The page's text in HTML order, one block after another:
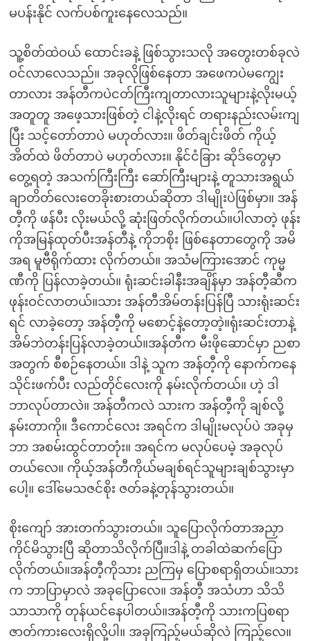
မပန်းနိုင် လက်ပစ်ကူးနေလေသည်။
သူ့စိတ်ထဲဝယ် ထောင်းခနဲ့ ဖြစ်သွားသလို အတွေးတစ်ခုလဲ
ဝင်လာလေသည်။ အခုလိုဖြစ်နေတာ အဖေကပဲမကျွေး
တာလား အန်တီကပဲငတ်ကြီးကျတာလားသူများနဲ့လိုးမယ့်
အတူတူ အဖေ့သားဖြစ်တဲ့ ငါနဲ့လိုးရင် တရားနည်းလမ်းကျ
ပြီး သင့်တော်တာပဲ မဟုတ်လား။ ဖိတ်ချင်းဖိတ် ကိုယ့်
အိတ်ထဲ ဖိတ်တာပဲ မဟုတ်လား။ နိုင်ငံခြား ဆိုဒ်တွေမှာ
တွေ့ရတဲ့ အသက်ကြီးကြီး ဆော်ကြီးများနဲ့ တူသားအရွယ်
ချာတိတ်လေးတေခိုးစားတယ်ဆိုတာ ဒါမျိုးပဲဖြစ်မှာ။ အန်
တီ့ကို ဖန်ပီး လိုးမယ်လို့ ဆုံးဖြတ်လိုက်တယ်။ပါလာတဲ့ ဖုန်း
ကိုအမြန်ထုတ်ပီးအန်တီနဲ့ ကိုဘစိုး ဖြစ်နေတာတွေကို အမိ
အရ မူဗီရိုက်ထား လိုက်တယ်။ အသံမကြားအောင် ကုမ္မ
ဏီကို ပြန်လာခဲ့တယ်။ ရုံးဆင်းခါနီးအချိန်မှာ အန်တီ့ဆီက
ဖုန်းဝင်လာတယ်။သား အန်တီအိမ်တန်းပြန်ပြီ သားရုံးဆင်း
ရင် လာခဲ့တော့ အန်တီ့ကို မစောင့်နဲ့တော့တဲ့။ရုံးဆင်းတာနဲ့
အိမ်ဘဲတန်းပြန်လာခဲ့တယ်။အန်တီက မီးဖိုဆောင်မှာ ညစာ
အတွက် စီစဉ်နေတယ်။ ဒါနဲ့ သူက အန်တီ့ကို နောက်ကနေ
သိုင်းဖက်ပီး လည်တိုင်လေးကို နမ်းလိုက်တယ်။ ဟဲ့ ဒါ
ဘာလုပ်တာလဲ။ အန်တီကလဲ သားက အန်တီ့ကို ချစ်လို့
နမ်းတာကို။ ဒီကောင်လေး အရင်က ဒါမျိုးမလုပ်ပဲ အခုမှ
ဘာ အစမ်းထွင်တာတုံး။ အရင်က မလုပ်ပေမဲ့ အခုလုပ်
တယ်လေ။ ကိုယ့်အန်တီကိုယ်မချစ်ရင်သူများချစ်သွားမှာ
ပေါ့။ ဒေါ်မေသဇင်စိုး ဇတ်ခနဲ့တုန်သွားတယ်။
စိုးကျော် အားတက်သွားတယ်။ သူပြောလိုက်တာအညှာ
ကိုင်မိသွားပြီ ဆိုတာသိလိုက်ပြီ။ဒါနဲ့ တခါထဲဆက်ပြော
လိုက်တယ်။အန်တီ့ကိုသား ညကြမှ ပြောစရာရှိတယ်။သား
က ဘာပြာမှာလဲ အခုပြောလေ။ အန်တီ့ အသံဟာ သိသိ
သာသာကို တုန်ယင်နေပါတယ်။အန်တီ့ကို သားကပြစရာ
ဇာတ်ကားလေးရှိလို့ပါ။ အခုကြည့်မယ်ဆိုလဲ ကြည့်လေ။